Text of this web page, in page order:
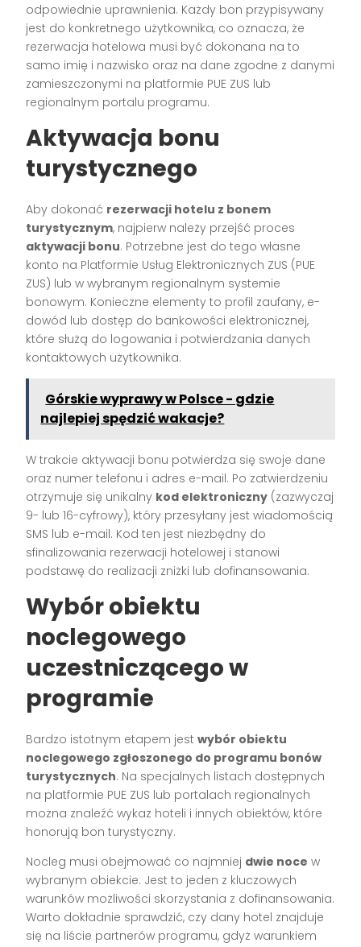
odpowiednie uprawnienia. Każdy bon przypisywany
jest do konkretnego użytkownika, co oznacza, że
rezerwacja hotelowa musi być dokonana na to
samo imię i nazwisko oraz na dane zgodne z danymi
zamieszczonymi na platformie PUE ZUS lub
regionalnym portalu programu.
Aktywacja bonu
turystycznego
Aby dokonać rezerwacji hotelu z bonem
turystycznym, najpierw należy przejść proces
aktywacji bonu. Potrzebne jest do tego własne
konto na Platformie Usług Elektronicznych ZUS (PUE
ZUS) lub w wybranym regionalnym systemie
bonowym. Konieczne elementy to profil zaufany, e-
dowód lub dostęp do bankowości elektronicznej,
które służą do logowania i potwierdzania danych
kontaktowych użytkownika.
Górskie wyprawy w Polsce - gdzie
najlepiej spędzić wakacje?
W trakcie aktywacji bonu potwierdza się swoje dane
oraz numer telefonu i adres e-mail. Po zatwierdzeniu
otrzymuje się unikalny kod elektroniczny (zazwyczaj
9- lub 16-cyfrowy), który przesyłany jest wiadomością
SMS lub e-mail. Kod ten jest niezbędny do
sfinalizowania rezerwacji hotelowej i stanowi
podstawę do realizacji zniżki lub dofinansowania.
Wybór obiektu
noclegowego
uczestniczącego w
programie
Bardzo istotnym etapem jestwybór obiektu
noclegowego zgłoszonego do programu bonów
turystycznych. Na specjalnych listach dostępnych
na platformie PUE ZUS lub portalach regionalnych
można znaleźć wykaz hoteli i innych obiektów, które
honorują bon turystyczny.
Nocleg musi obejmować co najmniej dwie noce w
wybranym obiekcie. Jest to jeden z kluczowych
warunków możliwości skorzystania z dofinansowania.
Warto dokładnie sprawdzić, czy dany hotel znajduje
się na liście partnerów programu, gdyż warunkiem